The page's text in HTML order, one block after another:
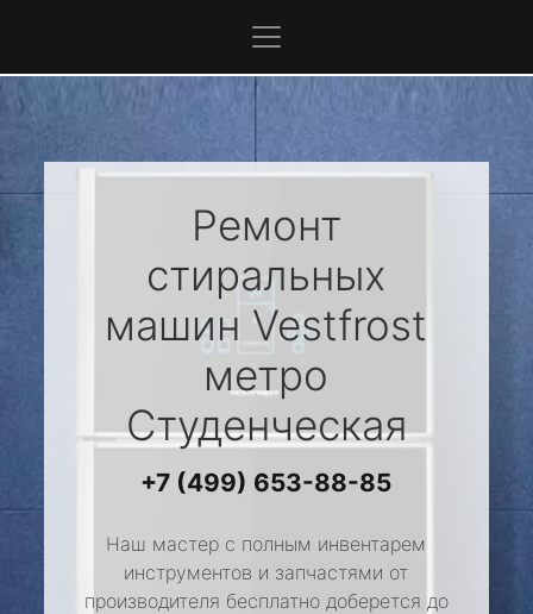
Ремонт
стиральных
машин Vestfrost
метро
Студенческая
+7 (499) 653-88-85
Наш мастер с полным инвентарем
инструментов и запчастями от
производителя бесплатно доберется до